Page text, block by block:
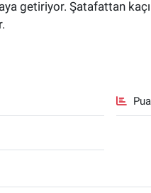
getiriyor. Şatafattan